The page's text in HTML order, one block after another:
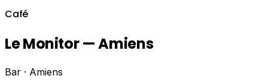
Café
Le Monitor — Amiens
Bar · Amiens